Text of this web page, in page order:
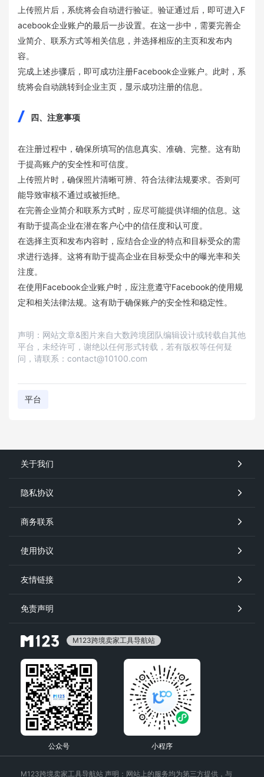
上传照片后，系统将会自动进行验证。验证通过后，即可进入F
acebook企业账户的最后一步设置。在这一步中，需要完善企
业简介、联系方式等相关信息，并选择相应的主页和发布内
容。
完成上述步骤后，即可成功注册Facebook企业账户。此时，系
统将会自动跳转到企业主页，显示成功注册的信息。
四、注意事项
在注册过程中，确保所填写的信息真实、准确、完整。这有助
于提高账户的安全性和可信度。
上传照片时，确保照片清晰可辨、符合法律法规要求。否则可
能导致审核不通过或被拒绝。
在完善企业简介和联系方式时，应尽可能提供详细的信息。这
有助于提高企业在潜在客户心中的信任度和认可度。
在选择主页和发布内容时，应结合企业的特点和目标受众的需
求进行选择。这将有助于提高企业在目标受众中的曝光率和关
注度。
在使用Facebook企业账户时，应注意遵守Facebook的使用规
定和相关法律法规。这有助于确保账户的安全性和稳定性。
声明：网站文章&图片来自大数跨境团队编辑设计或转载自其他
平台，未经许可，谢绝以任何形式转载，若有版权等任何疑
问，请联系：contact@10100.com
平台
关于我们
隐私协议
商务联系
使用协议
友情链接
免责声明
M123跨境卖家工具导航站
公众号 小程序
M123跨境卖家工具导航站 声明：网站上的服务均为第三方提供，与